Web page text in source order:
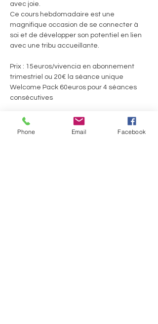
avec joie.
Ce cours hebdomadaire est une
magnifique occasion de se connecter à
soi et de développer son potentiel en lien
avec une tribu accueillante.
Prix : 15euros/vivencia en abonnement
trimestriel ou 20€ la séance unique
Welcome Pack 60euros pour 4 séances
consécutives
Ils.Elles témoignent :
En lire plus >
Phone Email Facebook